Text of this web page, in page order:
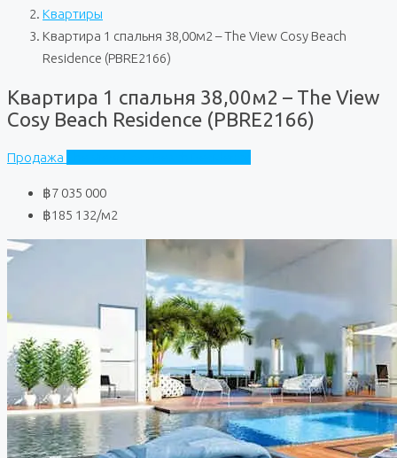
Квартиры
Квартира 1 спальня 38,00м2 – The View Cosy Beach
Residence (PBRE2166)
Квартира 1 спальня 38,00м2 – The View
Cosy Beach Residence (PBRE2166)
Продажа
฿7 035 000
฿185 132/м2